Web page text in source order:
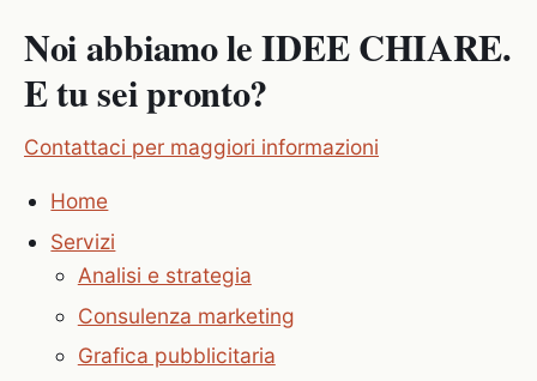
Noi abbiamo le IDEE CHIARE.
E tu sei pronto?
Contattaci per maggiori informazioni
Home
Servizi
Analisi e strategia
Consulenza marketing
Grafica pubblicitaria